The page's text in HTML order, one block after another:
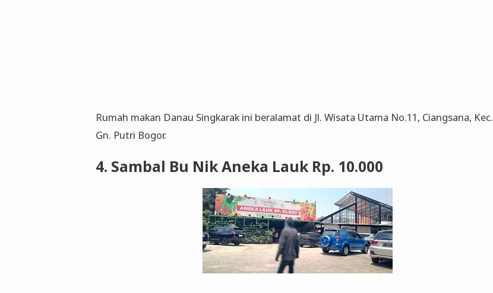
Rumah makan Danau Singkarak ini beralamat di Jl. Wisata Utama No.11, Ciangsana, Kec.
Gn. Putri Bogor.
4. Sambal Bu Nik Aneka Lauk Rp. 10.000